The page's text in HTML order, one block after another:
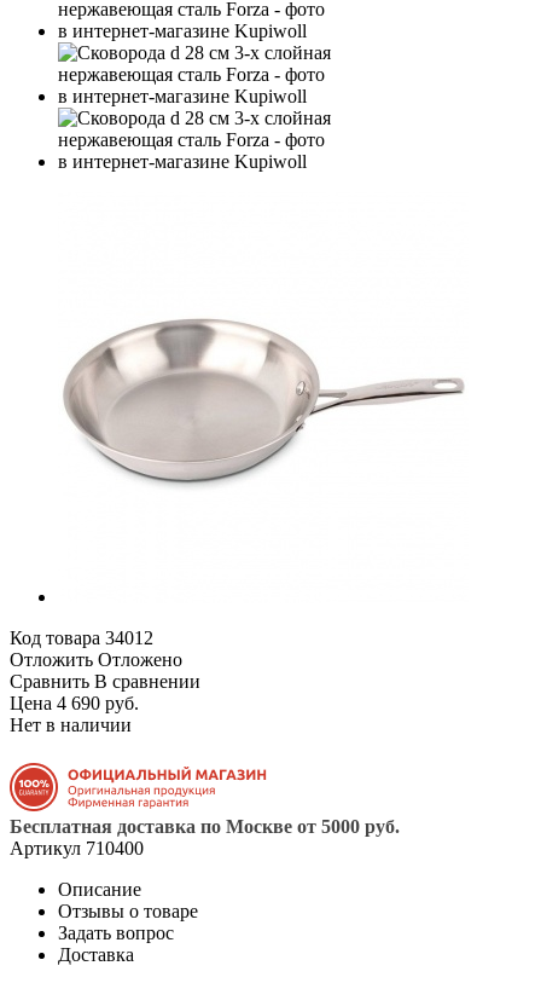
Код товара 34012
Отложить Отложено
Сравнить В сравнении
Цена 4 690 руб.
Нет в наличии
Бесплатная доставка по Москве от 5000 руб.
Артикул 710400
Описание
Отзывы о товаре
Задать вопрос
Доставка